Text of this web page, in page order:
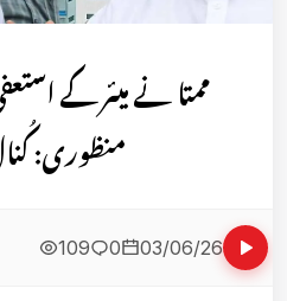
ممتا نے میئر کے
منظوری:
109 0 03/06/26